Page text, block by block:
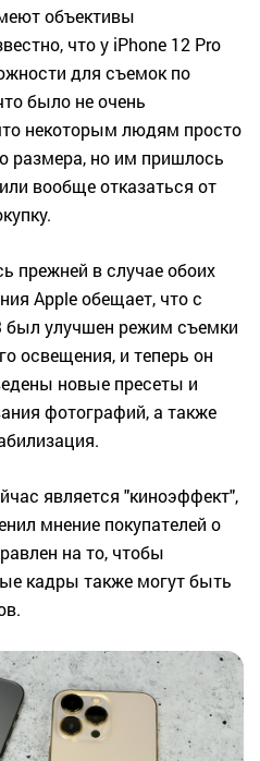
объективы
что у iPhone 12 Pro
для съемок по
было не очень
некоторым людям просто
размера, но им пришлось
вообще отказаться от
прежней в случае обоих
Apple обещает, что с
был улучшен режим съемки
освещения, и теперь он
новые пресеты и
фотографий, а также
является "киноэффект",
мнение покупателей о
на то, чтобы
кадры также могут быть